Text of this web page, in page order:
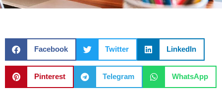
Facebook Twitter LinkedIn
Pinterest Telegram WhatsApp